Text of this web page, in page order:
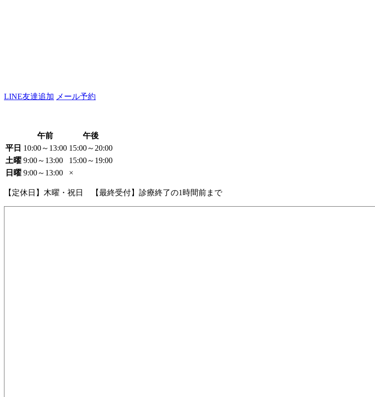
LINE友達追加 メール予約
午前
午後
平日 10:00～13:00 15:00～20:00
土曜 9:00～13:00
15:00～19:00
日曜 9:00～13:00 ×
【定休日】木曜・祝日 【最終受付】診療終了の1時間前まで